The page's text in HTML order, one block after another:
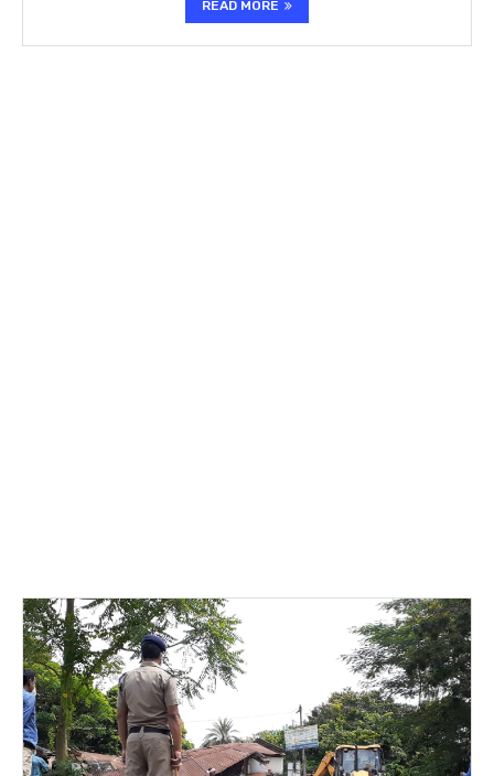
READ MORE